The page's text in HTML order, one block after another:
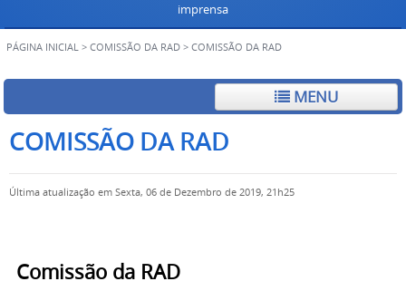
imprensa
PÁGINA INICIAL > COMISSÃO DA RAD > COMISSÃO DA RAD
MENU
COMISSÃO DA RAD
Última atualização em Sexta, 06 de Dezembro de 2019, 21h25
Comissão da RAD